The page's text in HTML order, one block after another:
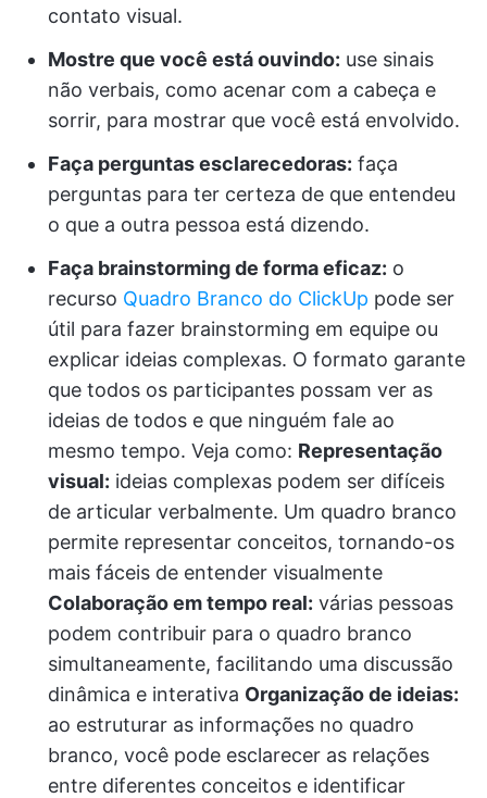
contato visual.
Mostre que você está ouvindo: use sinais
não verbais, como acenar com a cabeça e
sorrir, para mostrar que você está envolvido.
Faça perguntas esclarecedoras: faça
perguntas para ter certeza de que entendeu
o que a outra pessoa está dizendo.
Faça brainstorming de forma eficaz: o
recurso Quadro Branco do ClickUp pode ser
útil para fazer brainstorming em equipe ou
explicar ideias complexas. O formato garante
que todos os participantes possam ver as
ideias de todos e que ninguém fale ao
mesmo tempo. Veja como: Representação
visual: ideias complexas podem ser difíceis
de articular verbalmente. Um quadro branco
permite representar conceitos, tornando-os
mais fáceis de entender visualmente
Colaboração em tempo real: várias pessoas
podem contribuir para o quadro branco
simultaneamente, facilitando uma discussão
dinâmica e interativa Organização de ideias:
ao estruturar as informações no quadro
branco, você pode esclarecer as relações
entre diferentes conceitos e identificar